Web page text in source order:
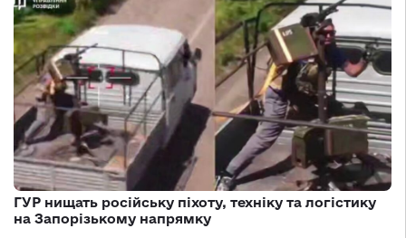
ГУР нищать російську піхоту, техніку та логістику
на Запорізькому напрямку